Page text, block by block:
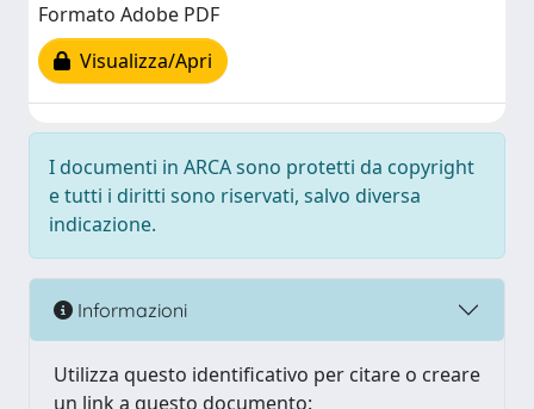
Formato Adobe PDF
Visualizza/Apri
I documenti in ARCA sono protetti da copyright
e tutti i diritti sono riservati, salvo diversa
indicazione.
Informazioni
Utilizza questo identificativo per citare o creare
un link a questo documento: